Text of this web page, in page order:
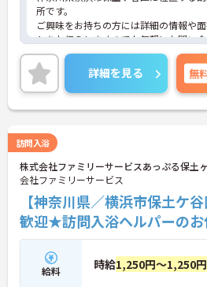
所です。
ご興味をお持ちの方には詳細の情報や
トをお伝えしますのでお気軽にお問い
いませ。
詳細を見る 無
訪問入浴
株式会社ファミリーサービスあっぷる保土
会社ファミリーサービス
【神奈川県／横浜市保土ケ
歓迎★訪問入浴ヘルパーのお
給料 時給1,250円～1,250円